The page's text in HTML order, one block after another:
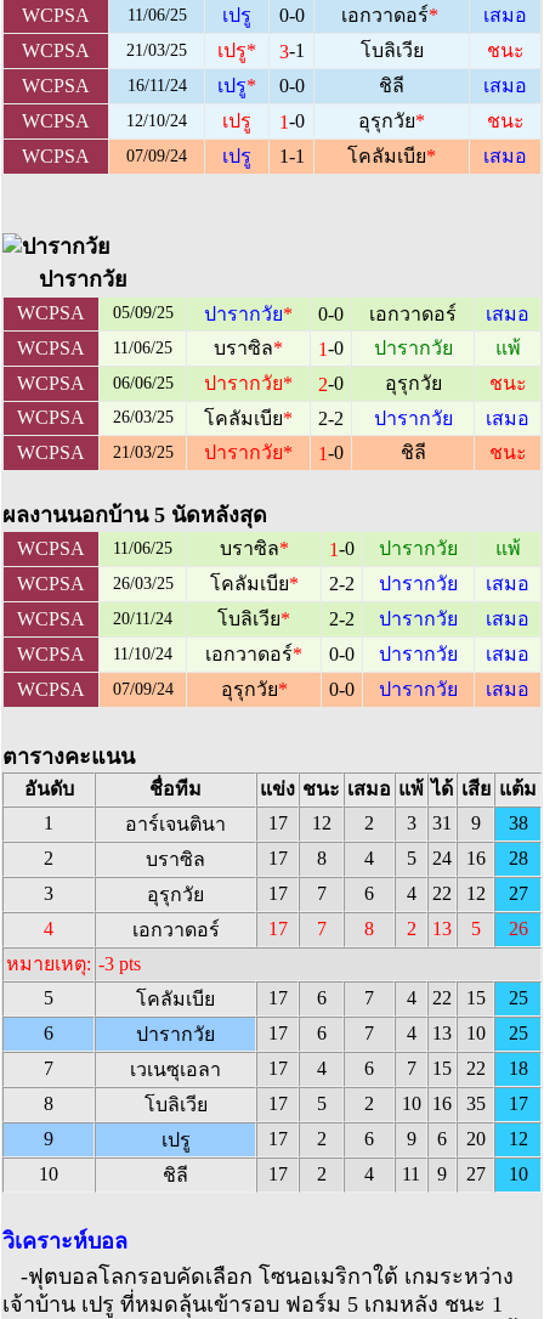
WCPSA 11/06/25 เปรู 0-0 เอกวาดอร์*
เสมอ
WCPSA
21/03/25 เปรู* 3-1 โบลิเวีย
ชนะ
WCPSA
16/11/24 เปรู* 0-0 ชิลี
เสมอ
WCPSA
12/10/24 เปรู 1-0 อุรุกวัย*
ชนะ
WCPSA
07/09/24 เปรู 1-1 โคลัมเบีย* เสมอ
ปารากวัย
WCPSA 05/09/25 ปารากวัย* 0-0 เอกวาดอร์
เสมอ
WCPSA
11/06/25 บราซิล* 1-0 ปารากวัย
แพ้
WCPSA
06/06/25 ปารากวัย* 2-0 อุรุกวัย
ชนะ
WCPSA
26/03/25 โคลัมเบีย* 2-2 ปารากวัย
เสมอ
WCPSA
21/03/25 ปารากวัย* 1-0 ชิลี ชนะ
ผลงานนอกบ้าน 5 นัดหลังสุด
WCPSA 11/06/25 บราซิล* 1-0 ปารากวัย
แพ้
WCPSA
26/03/25 โคลัมเบีย* 2-2 ปารากวัย
เสมอ
WCPSA
20/11/24 โบลิเวีย* 2-2 ปารากวัย
เสมอ
WCPSA
11/10/24 เอกวาดอร์* 0-0 ปารากวัย
เสมอ
WCPSA
07/09/24 อุรุกวัย* 0-0 ปารากวัย เสมอ
ตารางคะแนน
อันดับ ชื่อทีม แข่ง ชนะ เสมอ แพ้ ได้ เสีย แต้ม
1
อาร์เจนตินา 17 12 2 3 31 9
38
2
บราซิล 17 8 4 5 24 16
28
3
อุรุกวัย 17 7 6 4 22 12
27
4
เอกวาดอร์ 17 7 8 2 13 5
26
หมายเหตุ: -3 pts
5
โคลัมเบีย 17 6 7 4 22 15
25
6
ปารากวัย 17 6 7 4 13 10
25
7
เวเนซุเอลา 17 4 6 7 15 22
18
8
โบลิเวีย 17 5 2 10 16 35
17
9
เปรู 17 2 6 9 6 20
12
10
ชิลี 17 2 4 11 9 27 10
วิเคราะห์บอล
-ฟุตบอลโลกรอบคัดเลือก โซนอเมริกาใต้ เกมระหว่าง
เจ้าบ้าน เปรู ที่หมดลุ้นเข้ารอบ ฟอร์ม 5 เกมหลัง ชนะ 1